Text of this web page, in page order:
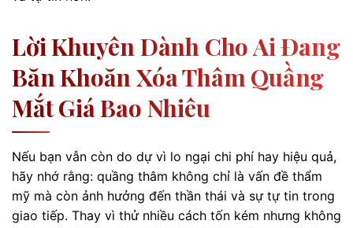
Lời Khuyên Dành Cho Ai Đang
Băn Khoăn Xóa Thâm Quầng
Mắt Giá Bao Nhiêu
Nếu bạn vẫn còn do dự vì lo ngại chi phí hay hiệu quả,
hãy nhớ rằng: quầng thâm không chỉ là vấn đề thẩm
mỹ mà còn ảnh hưởng đến thần thái và sự tự tin trong
giao tiếp. Thay vì thử nhiều cách tốn kém nhưng không